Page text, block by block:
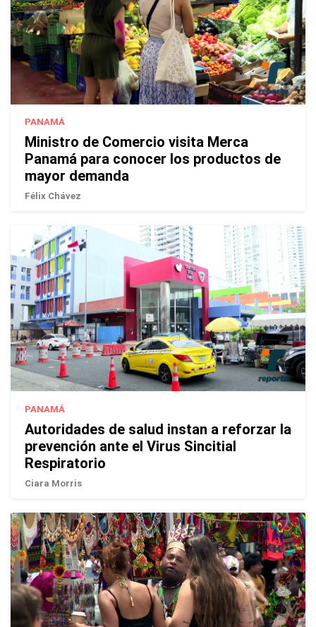
PANAMÁ
Ministro de Comercio visita Merca
Panamá para conocer los productos de
mayor demanda
Félix Chávez
PANAMÁ
Autoridades de salud instan a reforzar la
prevención ante el Virus Sincitial
Respiratorio
Ciara Morris